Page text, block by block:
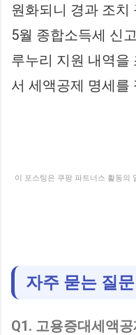
원화되니 경과 조치
5월 종합소득세 신
루누리 지원 내역을
서 세액공제 명세를
이 포스팅은 쿠팡 파트너스 활동의
자주 묻는 질문
Q1. 고용증대세액